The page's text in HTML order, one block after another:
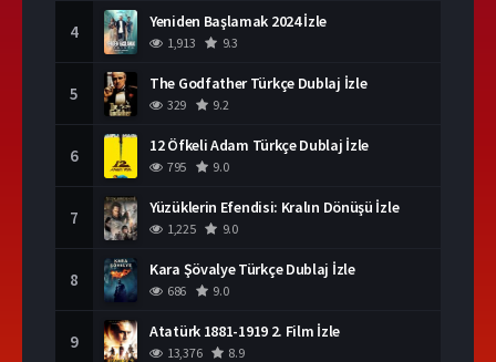
4 Yeniden Başlamak 2024 İzle
1,913 9.3
5 The Godfather Türkçe Dublaj İzle
329 9.2
6 12 Öfkeli Adam Türkçe Dublaj İzle
795 9.0
7 Yüzüklerin Efendisi: Kralın Dönüşü İzle
1,225 9.0
8 Kara Şövalye Türkçe Dublaj İzle
686 9.0
9 Atatürk 1881-1919 2. Film İzle
13,376 8.9